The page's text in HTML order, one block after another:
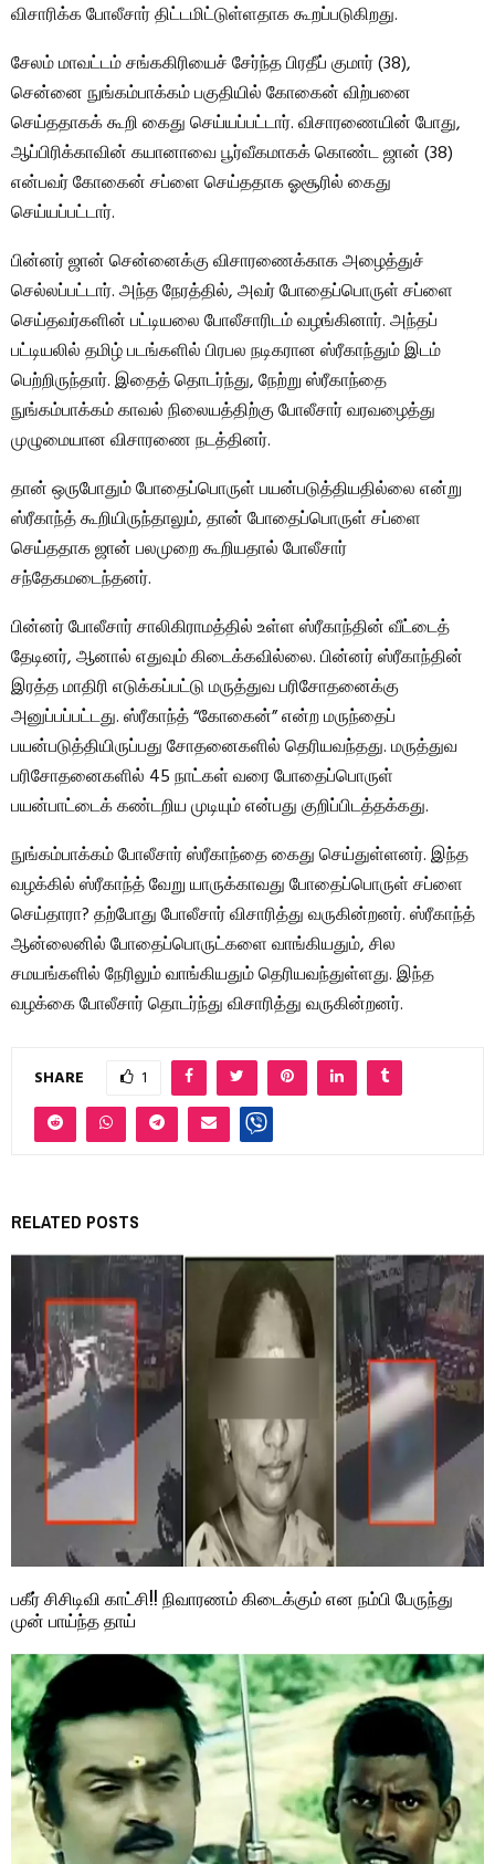
விசாரிக்க போலீசார் திட்டமிட்டுள்ளதாக கூறப்படுகிறது.
சேலம் மாவட்டம் சங்ககிரியைச் சேர்ந்த பிரதீப் குமார் (38),
சென்னை நுங்கம்பாக்கம் பகுதியில் கோகைன் விற்பனை
செய்ததாகக் கூறி கைது செய்யப்பட்டார். விசாரணையின் போது, ​​
ஆப்பிரிக்காவின் கயானாவை பூர்வீகமாகக் கொண்ட ஜான் (38)
என்பவர் கோகைன் சப்ளை செய்ததாக ஓசூரில் கைது
செய்யப்பட்டார்.
பின்னர் ஜான் சென்னைக்கு விசாரணைக்காக அழைத்துச்
செல்லப்பட்டார். அந்த நேரத்தில், அவர் போதைப்பொருள் சப்ளை
செய்தவர்களின் பட்டியலை போலீசாரிடம் வழங்கினார். அந்தப்
பட்டியலில் தமிழ் படங்களில் பிரபல நடிகரான ஸ்ரீகாந்தும் இடம்
பெற்றிருந்தார். இதைத் தொடர்ந்து, நேற்று ஸ்ரீகாந்தை
நுங்கம்பாக்கம் காவல் நிலையத்திற்கு போலீசார் வரவழைத்து
முழுமையான விசாரணை நடத்தினர்.
தான் ஒருபோதும் போதைப்பொருள் பயன்படுத்தியதில்லை என்று
ஸ்ரீகாந்த் கூறியிருந்தாலும், தான் போதைப்பொருள் சப்ளை
செய்ததாக ஜான் பலமுறை கூறியதால் போலீசார்
சந்தேகமடைந்தனர்.
பின்னர் போலீசார் சாலிகிராமத்தில் உள்ள ஸ்ரீகாந்தின் வீட்டைத்
தேடினர், ஆனால் எதுவும் கிடைக்கவில்லை. பின்னர் ஸ்ரீகாந்தின்
இரத்த மாதிரி எடுக்கப்பட்டு மருத்துவ பரிசோதனைக்கு
அனுப்பப்பட்டது. ஸ்ரீகாந்த் “கோகைன்” என்ற மருந்தைப்
பயன்படுத்தியிருப்பது சோதனைகளில் தெரியவந்தது. மருத்துவ
பரிசோதனைகளில் 45 நாட்கள் வரை போதைப்பொருள்
பயன்பாட்டைக் கண்டறிய முடியும் என்பது குறிப்பிடத்தக்கது.
நுங்கம்பாக்கம் போலீசார் ஸ்ரீகாந்தை கைது செய்துள்ளனர். இந்த
வழக்கில் ஸ்ரீகாந்த் வேறு யாருக்காவது போதைப்பொருள் சப்ளை
செய்தாரா? தற்போது போலீசார் விசாரித்து வருகின்றனர். ஸ்ரீகாந்த்
ஆன்லைனில் போதைப்பொருட்களை வாங்கியதும், சில
சமயங்களில் நேரிலும் வாங்கியதும் தெரியவந்துள்ளது. இந்த
வழக்கை போலீசார் தொடர்ந்து விசாரித்து வருகின்றனர்.
SHARE 1
RELATED POSTS
பகீர் சிசிடிவி காட்சி!! நிவாரணம் கிடைக்கும் என நம்பி பேருந்து
முன் பாய்ந்த தாய்